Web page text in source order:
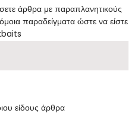
άρθρα με παραπλανητικούς
παραδείγματα ώστε να είστε
είδους άρθρα